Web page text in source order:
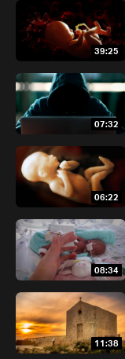
39:25
07:32
06:22
08:34
11:38